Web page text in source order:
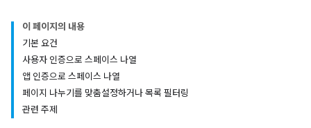
이 페이지의 내용
기본 요건
사용자 인증으로 스페이스 나열
앱 인증으로 스페이스 나열
페이지 나누기를 맞춤설정하거나 목록 필터링
관련 주제